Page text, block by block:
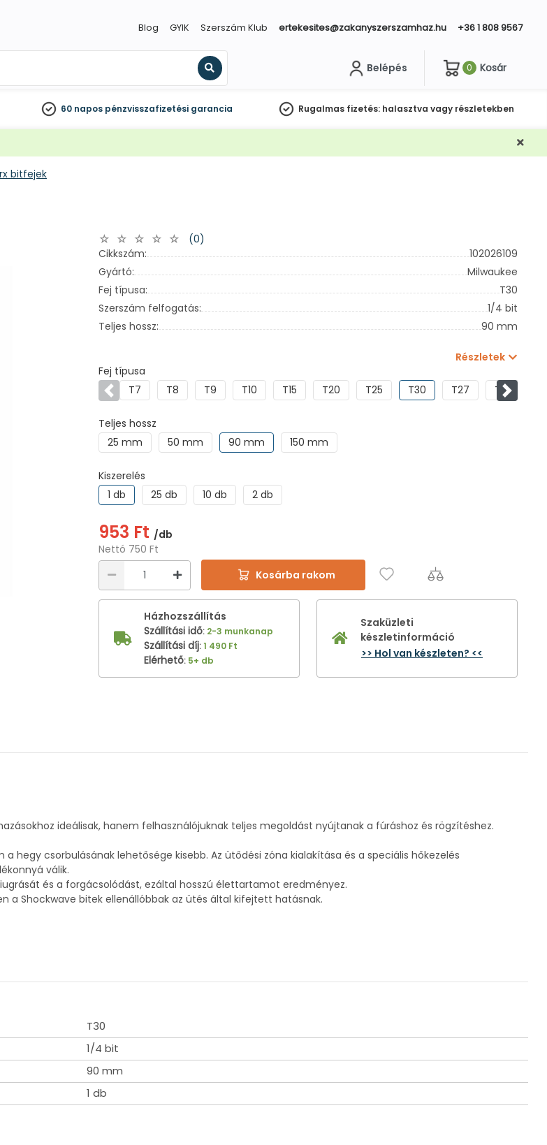
Blog GYIK Szerszám Klub ertekesites@zakanyszerszamhaz.hu +36 1 808 9567
Keresés
Belépés 0 Kosár
60 napos pénzvisszafizetési garancia Rugalmas fizetés: halasztva vagy részletekben
bitfejek
(0)
Cikkszám:
102026109
Gyártó:
Milwaukee
Fej típusa:
T30
Szerszám felfogatás:
1/4 bit
Teljes hossz:
90 mm
Részletek
Fej típusa
ElőzőT7 T8 T9 T10 T15 T20 T25 T30 T27 TX30
Teljes hossz
25 mm
50 mm 90 mm 150 mm
Kiszerelés
1 db
25 db 10 db 2 db
953 Ft /db
Nettó 750 Ft
Kosárba rakom
Házhozszállítás
Szállítási idő: 2-3 munkanap
Szállítási díj:1 490 Ft
Elérhető: 5+ db
Szaküzleti
készletinformáció
>> Hol van készleten? <<
ideálisak, hanem felhasználójuknak teljes megoldást nyújtanak a fúráshoz és rögzítéshez.
hegy csorbulásának lehetősége kisebb. Az ütődési zóna kialakítása és a speciális hőkezelés
válik.
és a forgácsolódást, ezáltal hosszú élettartamot eredményez.
a Shockwave bitek ellenállóbbak az ütés által kifejtett hatásnak.
T30
1/4 bit
90 mm
1 db